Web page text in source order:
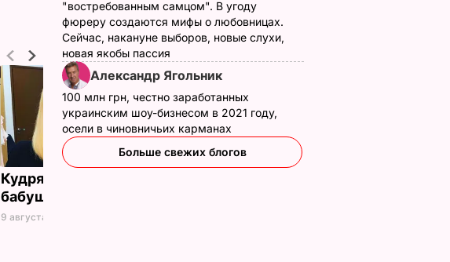
Кудрявцева стала
бабушкой
9 августа, 09.20
"востребованным самцом". В угоду
фюреру создаются мифы о любовницах.
Сейчас, накануне выборов, новые слухи,
новая якобы пассия
Александр Ягольник
100 млн грн, честно заработанных
украинским шоу-бизнесом в 2021 году,
осели в чиновничьих карманах
Больше свежих блогов